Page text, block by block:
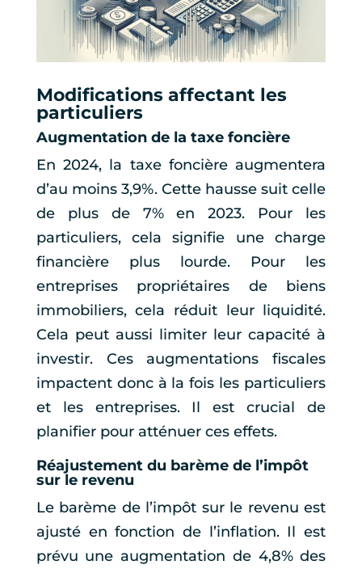
Modifications affectant les
particuliers
Augmentation de la taxe foncière
En 2024, la taxe foncière augmentera
d’au moins 3,9%. Cette hausse suit celle
de plus de 7% en 2023. Pour les
particuliers, cela signifie une charge
financière plus lourde. Pour les
entreprises propriétaires de biens
immobiliers, cela réduit leur liquidité.
Cela peut aussi limiter leur capacité à
investir. Ces augmentations fiscales
impactent donc à la fois les particuliers
et les entreprises. Il est crucial de
planifier pour atténuer ces effets.
Réajustement du barème de l’impôt
sur le revenu
Le barème de l’impôt sur le revenu est
ajusté en fonction de l’inflation. Il est
prévu une augmentation de 4,8% des